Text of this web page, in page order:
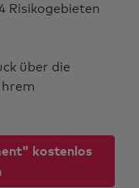
Risikogebieten
über die
kostenlos